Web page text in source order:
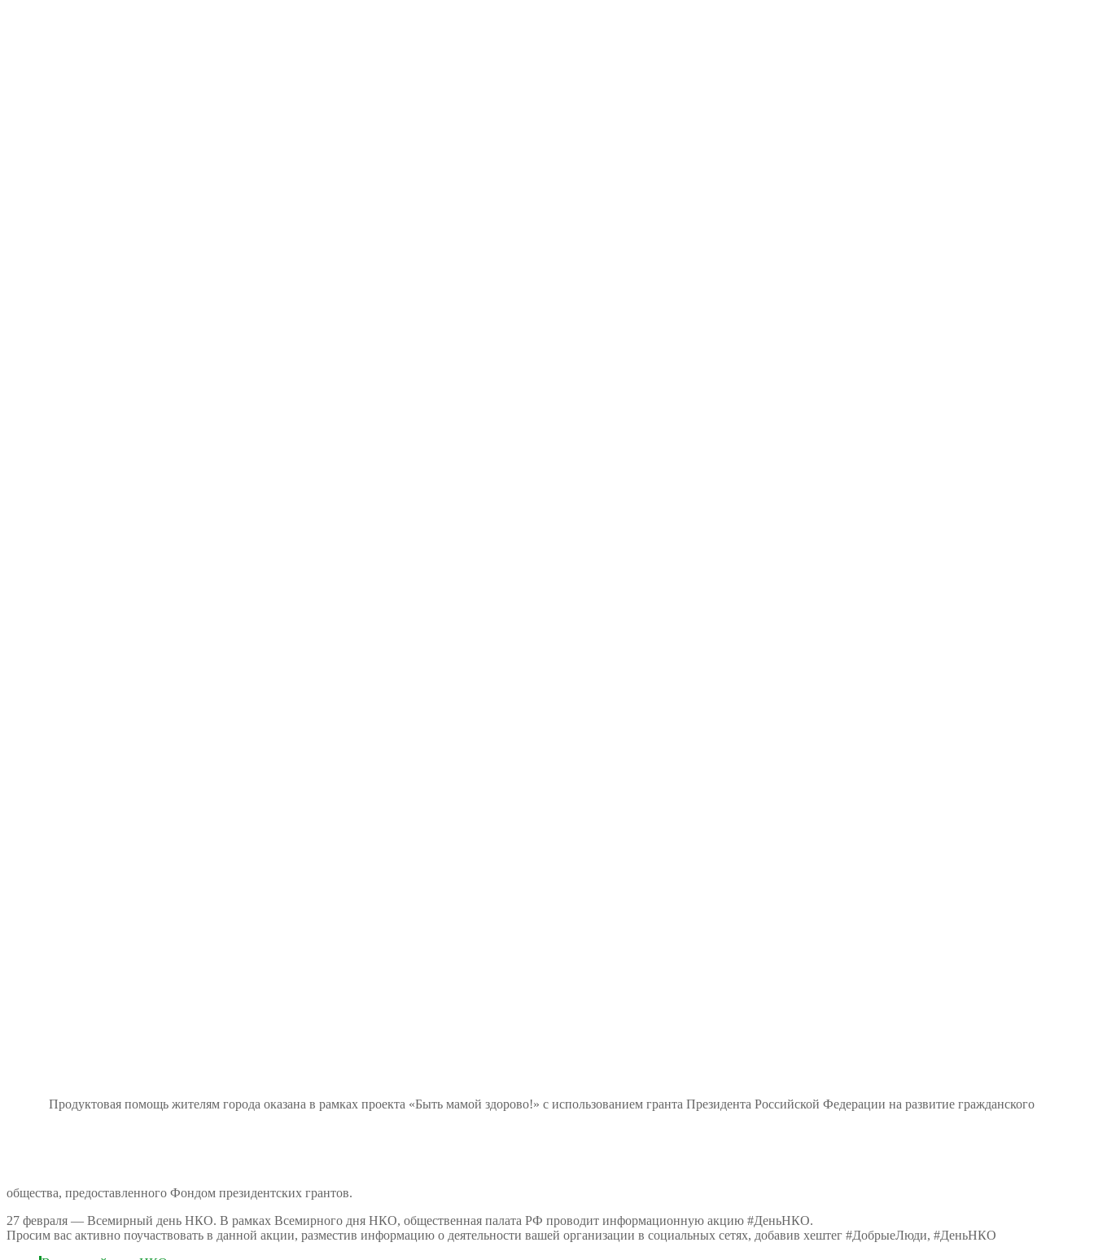
Продуктовая помощь жителям города оказана в рамках проекта «Быть мамой здорово!» с использованием гранта Президента Российской Федерации на развитие гражданского
общества, предоставленного Фондом президентских грантов.
27 февраля — Всемирный день НКО. В рамках Всемирного дня НКО, общественная палата РФ проводит информационную акцию #ДеньНКО.
Просим вас активно поучаствовать в данной акции, разместив информацию о деятельности вашей организации в социальных сетях, добавив хештег #ДобрыеЛюди, #ДеньНКО